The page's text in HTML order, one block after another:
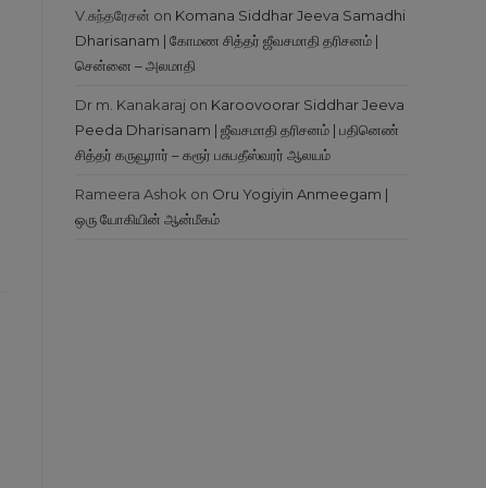
V.சுந்தரேசன் on Komana Siddhar Jeeva Samadhi
Dharisanam | கோமண சித்தர் ஜீவசமாதி தரிசனம் |
சென்னை – அலமாதி
Dr m. Kanakaraj on Karoovoorar Siddhar Jeeva
Peeda Dharisanam | ஜீவசமாதி தரிசனம் | பதினெண்
சித்தர் கருவூரார் – கரூர் பசுபதீஸ்வரர் ஆலயம்
Rameera Ashok on Oru Yogiyin Anmeegam |
ஒரு யோகியின் ஆன்மீகம்